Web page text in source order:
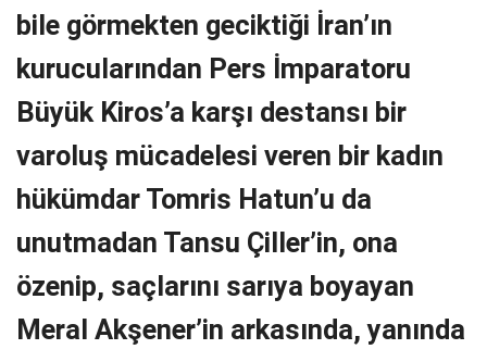
bile görmekten geciktiği İran’ın
kurucularından Pers İmparatoru
Büyük Kiros’a karşı destansı bir
varoluş mücadelesi veren bir kadın
hükümdar Tomris Hatun’u da
unutmadan Tansu Çiller’in, ona
özenip, saçlarını sarıya boyayan
Meral Akşener’in arkasında, yanında